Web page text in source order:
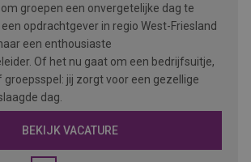
om groepen een onvergetelijke dag te
opdrachtgever in regio West-Friesland
een enthousiaste
Of het nu gaat om een bedrijfsuitje,
jij zorgt voor een gezellige
dag.
BEKIJK VACATURE